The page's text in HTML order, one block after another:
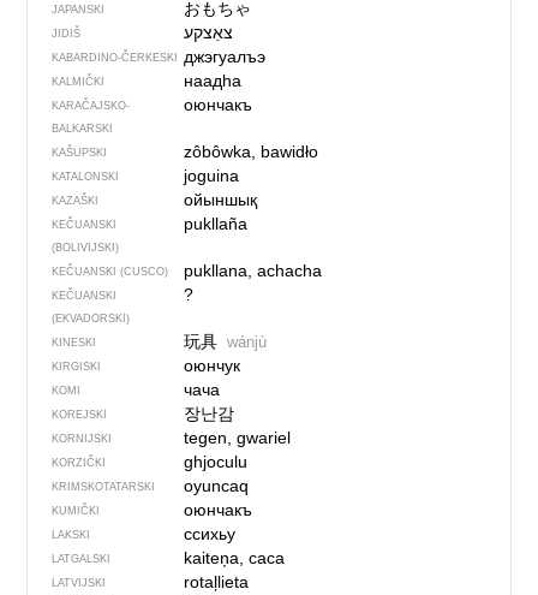
JAPANSKI おもちゃ
JIDIŠ צאַצקע‏
KABARDINO-ČERKESKI джэгуалъэ
KALMIČKI наадһа
KARAČAJSKO-
BALKARSKI
оюнчакъ
KAŠUPSKI zôbôwka, bawidło
KATALONSKI joguina
KAZAŠKI ойыншық
KEČUANSKI
(BOLIVIJSKI)
pukllaña
KEČUANSKI (CUSCO) pukllana, achacha
KEČUANSKI
(EKVADORSKI)
?
KINESKI 玩具 wánjù
KIRGISKI оюнчук
KOMI чача
KOREJSKI 장난감
KORNIJSKI tegen, gwariel
KORZIČKI ghjoculu
KRIMSKOTATARSKI oyuncaq
KUMIČKI оюнчакъ
LAKSKI ссихьу
LATGALSKI kaiteņa, caca
LATVIJSKI rotaļlieta